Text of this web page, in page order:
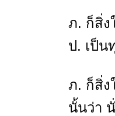
ภ. ก็สิ่ง
ป. เป็น
ภ. ก็สิ่ง
นั้นว่า